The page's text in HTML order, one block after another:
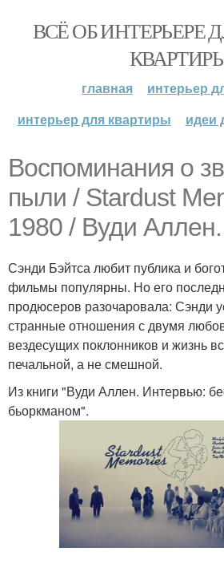
ВСЁ ОБ ИНТЕРЬЕРЕ
главная
интерьер
интерьер для квартиры
идеи
Воспоминания о
пыли / Stardust
1980 / Вуди Аллен.
Сэнди Бэйтса любит публика и
фильмы популярны. Но его
продюсеров разочаровала: Сэнди
странные отношения с двумя
вездесущих поклонников и жизнь
печальной, а не смешной.
Из книги "Вуди Аллен. Интервью:
бьоркманом".